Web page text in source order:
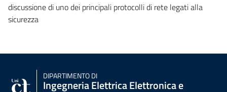
discussione di uno dei principali protocolli di rete legati alla
sicurezza
DIPARTIMENTO DI
Ingegneria Elettrica Elettronica e